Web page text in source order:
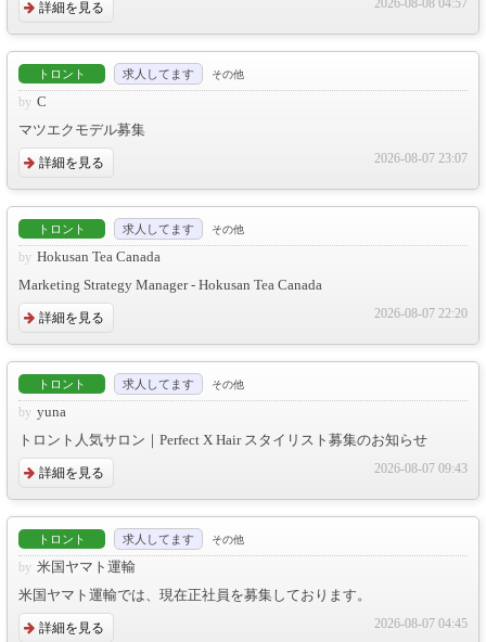
詳細を見る 2026-08-08 04:57
トロント 求人してます その他
C
マツエクモデル募集
詳細を見る 2026-08-07 23:07
トロント 求人してます その他
Hokusan Tea Canada
Marketing Strategy Manager - Hokusan Tea Canada
詳細を見る 2026-08-07 22:20
トロント 求人してます その他
yuna
トロント人気サロン｜Perfect X Hair スタイリスト募集のお知らせ
詳細を見る 2026-08-07 09:43
トロント 求人してます その他
米国ヤマト運輸
米国ヤマト運輸では、現在正社員を募集しております。
詳細を見る 2026-08-07 04:45